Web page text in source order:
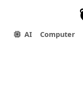
AI Computer